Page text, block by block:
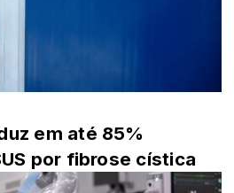
em até 85%
por fibrose cística